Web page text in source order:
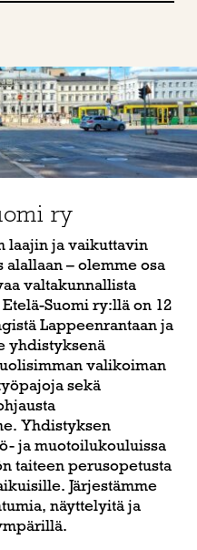
ry
laajin ja vaikuttavin
– olemme osa
valtakunnallista
Suomi ry:llä on 12
Lappeenrantaan ja
yhdistyksenä
valikoiman
sekä
Yhdistyksen
ja muotoilukouluissa
taiteen perusopetusta
Järjestämme
näyttelyitä ja